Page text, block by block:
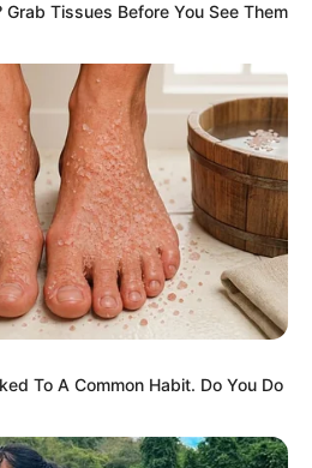
Grab Tissues Before You See Them
To A Common Habit. Do You Do